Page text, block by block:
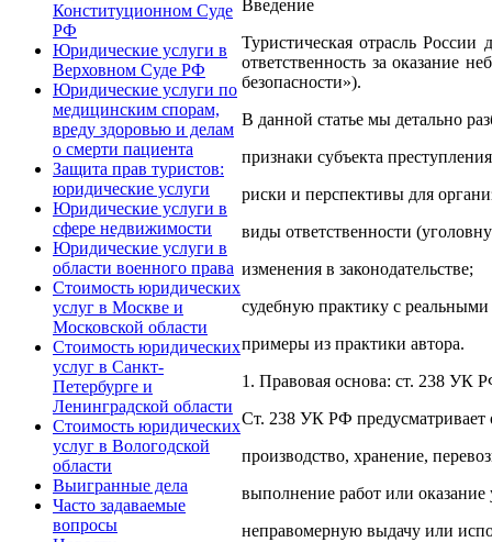
Конституционном Суде
РФ
Юридические услуги в
Верховном Суде РФ
Юридические услуги по
медицинским спорам,
вреду здоровью и делам
о смерти пациента
Защита прав туристов:
юридические услуги
Юридические услуги в
сфере недвижимости
Юридические услуги в
области военного права
Стоимость юридических
услуг в Москве и
Московской области
Стоимость юридических
услуг в Санкт-
Петербурге и
Ленинградской области
Стоимость юридических
услуг в Вологодской
области
Выигранные дела
Часто задаваемые
вопросы
Введение
Туристическая отрасль
ответственность за оказание
безопасности»).
В данной статье мы детально
признаки субъекта
риски и перспективы для
виды ответственности
изменения в законодательстве;
судебную практику с
примеры из практики автора.
1. Правовая основа: ст. 238 УК
Ст. 238 УК РФ предусматривает
производство, хранение,
выполнение работ или оказание
неправомерную выдачу или